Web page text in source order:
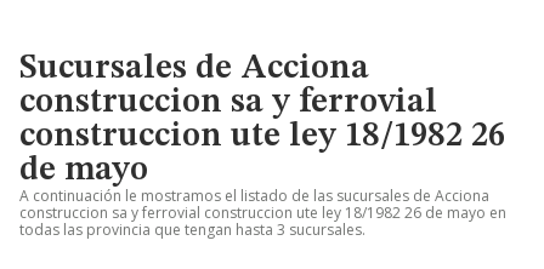
Sucursales de Acciona
construccion sa y ferrovial
construccion ute ley 18/1982 26
de mayo
A continuación le mostramos el listado de las sucursales de Acciona
construccion sa y ferrovial construccion ute ley 18/1982 26 de mayo en
todas las provincia que tengan hasta 3 sucursales.